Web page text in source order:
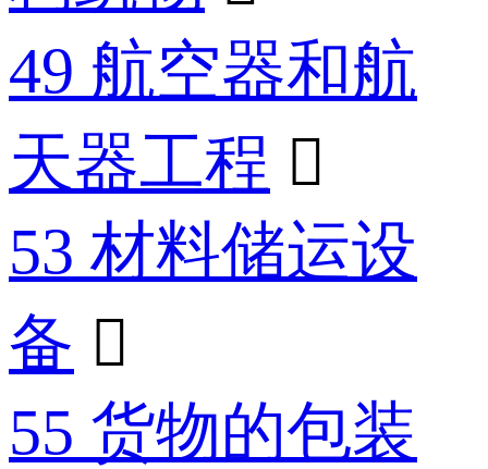
49 航空器和航
天器工程 
53 材料储运设
备 
55 货物的包装